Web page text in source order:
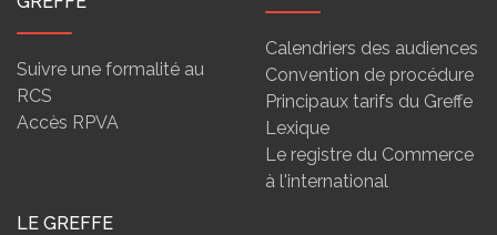
Suivre une formalité au
RCS
Accès RPVA
Calendriers des audiences
Convention de procédure
Principaux tarifs du Greffe
Lexique
Le registre du Commerce
à l'international
LE GREFFE